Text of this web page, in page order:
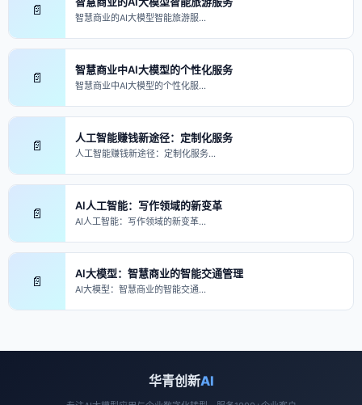
📄
智慧商业的AI大模型智能旅游服…
📄 智慧商业中AI大模型的个性化服务
智慧商业中AI大模型的个性化服…
📄 人工智能赚钱新途径：定制化服务
人工智能赚钱新途径：定制化服务…
📄 AI人工智能：写作领域的新变革
AI人工智能：写作领域的新变革…
📄 AI大模型：智慧商业的智能交通管理
AI大模型：智慧商业的智能交通…
华青创新AI